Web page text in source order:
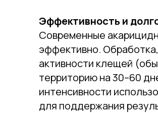
Эффективность и
Современные
эффективно.
активности клещей
территорию на 30–60
интенсивности
для поддержания